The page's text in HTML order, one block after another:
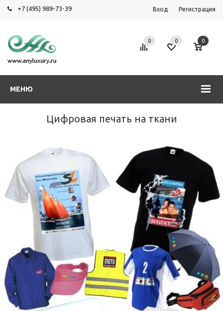
+7 (495) 989-73-39 Вход Регистрация
МЕНЮ
0 0 0
Цифровая печать на ткани